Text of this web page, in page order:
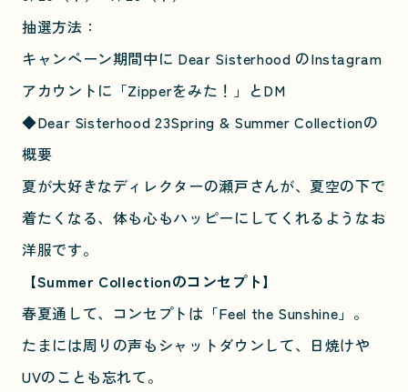
抽選方法：
キャンペーン期間中に Dear Sisterhood のInstagram
アカウントに「Zipperをみた！」とDM
◆Dear Sisterhood 23Spring & Summer Collectionの
概要
夏が大好きなディレクターの瀬戸さんが、夏空の下で
着たくなる、体も心もハッピーにしてくれるようなお
洋服です。
【Summer Collectionのコンセプト】
春夏通して、コンセプトは「Feel the Sunshine」。
たまには周りの声もシャットダウンして、日焼けや
UVのことも忘れて。